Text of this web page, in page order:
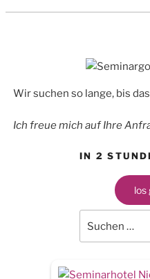
Wir suchen so lange, bis
Ich freue mich auf Ihre
IN 2
los
Search
for: